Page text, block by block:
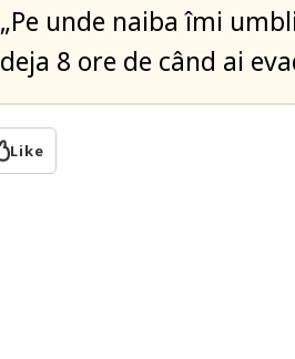
„Pe unde naiba îmi
deja 8 ore de când ai
Like